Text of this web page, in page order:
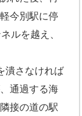
今別駅に停
ルを越え、
潰さなければ
通過する海
接の道の駅